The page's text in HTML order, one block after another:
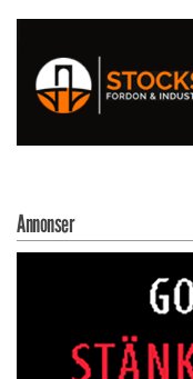
Annonser